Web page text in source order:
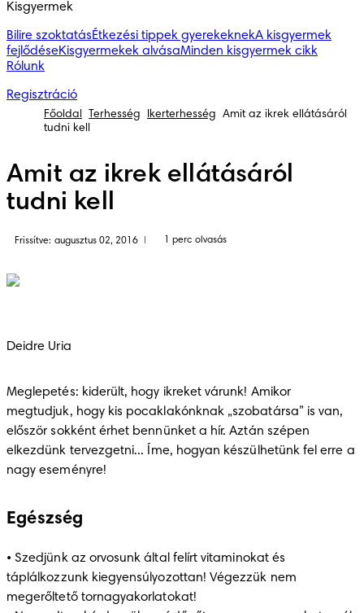
Kisgyermek
Bilire szoktatásÉtkezési tippek gyerekeknekA kisgyermek
fejlődéseKisgyermekek alvásaMinden kisgyermek cikk
Rólunk
Regisztráció
Főoldal Terhesség Ikerterhesség
Amit az ikrek ellátásáról
tudni kell
Amit az ikrek ellátásáról
tudni kell
Frissítve: augusztus 02, 2016 1 perc olvasás
Deidre Uria
Meglepetés: kiderült, hogy ikreket várunk! Amikor
megtudjuk, hogy kis pocaklakónknak „szobatársa” is van,
először sokként érhet bennünket a hír. Aztán szépen
elkezdünk tervezgetni... Íme, hogyan készülhetünk fel erre a
nagy eseményre!
Egészség
• Szedjünk az orvosunk által felírt vitaminokat és
táplálkozzunk kiegyensúlyozottan! Végezzük nem
megerőltető tornagyakorlatokat!